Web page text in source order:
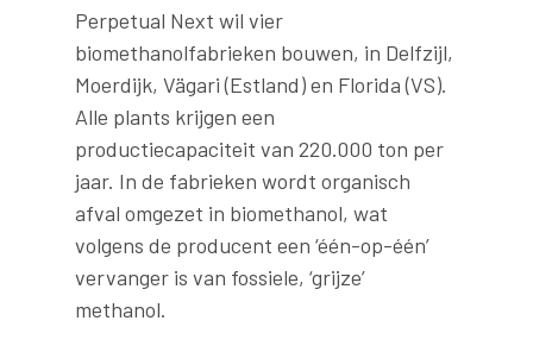
Perpetual Next wil vier
biomethanolfabrieken bouwen, in Delfzijl,
Moerdijk, Vägari (Estland) en Florida (VS).
Alle plants krijgen een
productiecapaciteit van 220.000 ton per
jaar. In de fabrieken wordt organisch
afval omgezet in biomethanol, wat
volgens de producent een ‘één-op-één’
vervanger is van fossiele, ‘grijze’
methanol.